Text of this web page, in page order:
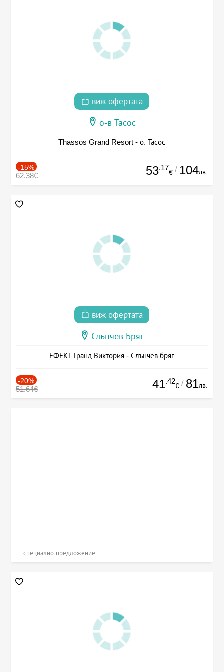
виж офертата
о-в Тасос
Thassos Grand Resort - о. Тасос
-15%
62.38€ 53.17
€ / 104лв.
виж офертата
Слънчев Бряг
ЕФЕКТ Гранд Виктория - Слънчев бряг
-20%
51.64€ 41.42
€ / 81лв.
специално предложение